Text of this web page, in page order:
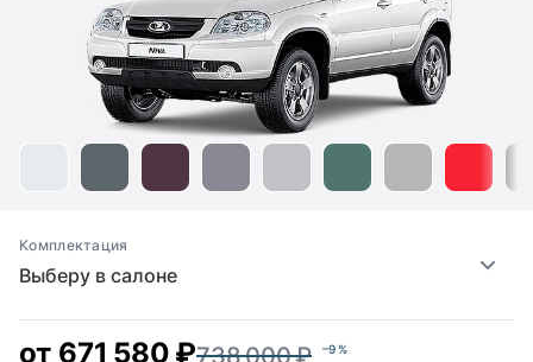
Выберу в салоне
Комплектация
от 671 580 ₽738 000 ₽ –9 %